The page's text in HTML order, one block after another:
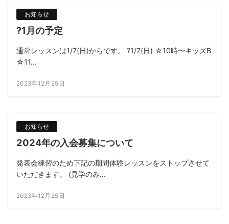
お知らせ
?1月の予定
通常レッスンは1/7(日)からです。 ?1/7(日) ☆10時〜キッズB
☆11...
2023年12月25日
お知らせ
2024年の入会募集について
発表会練習のため下記の期間体験レッスンをストップさせて
いただきます。 (見学のみ...
2023年12月25日